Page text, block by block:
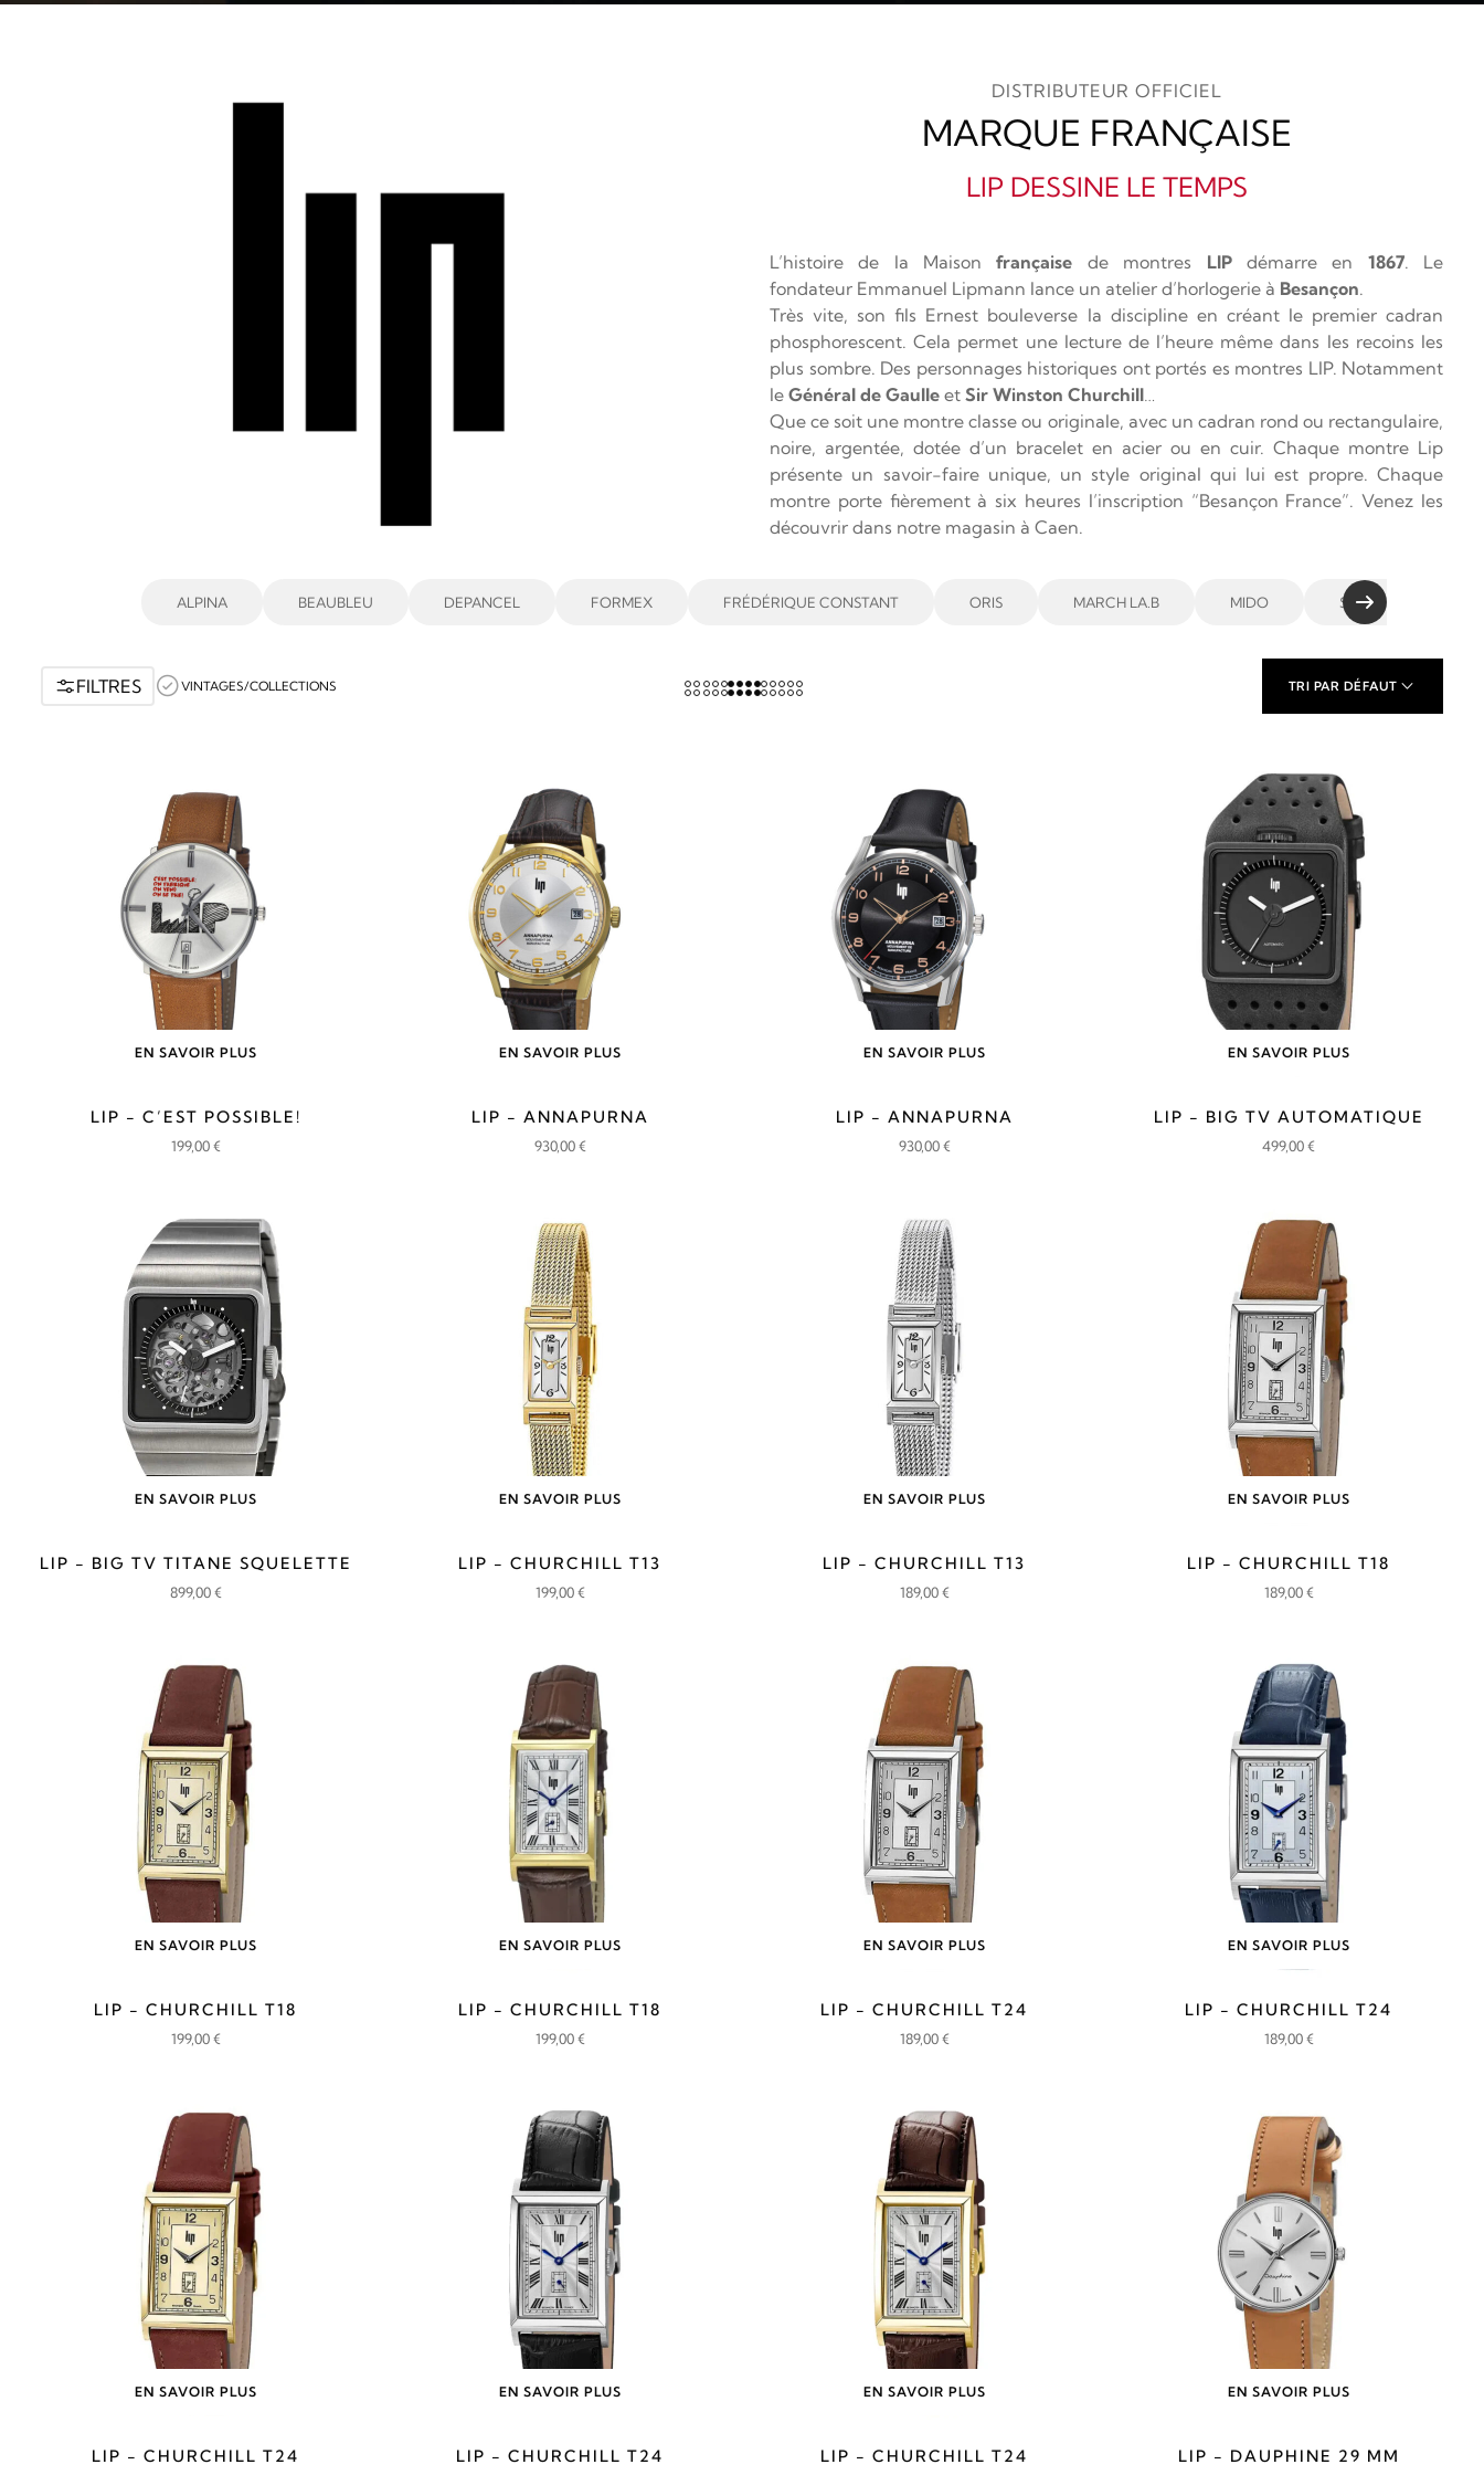
DISTRIBUTEUR OFFICIEL
MARQUE FRANÇAISE
LIP DESSINE LE TEMPS
L’histoire de la Maisonfrançaise de montres LIP démarre en 1867. Le
fondateur Emmanuel Lipmann lance un atelier d’horlogerie à Besançon.
Très vite, son fils Ernest bouleverse la discipline en créant le premier cadran
phosphorescent. Cela permet une lecture de l’heure même dans les recoins les
plus sombre. Des personnages historiques ont portés es montres LIP. Notamment
le Général de Gaulle et Sir Winston Churchill
Que ce soit une montre classe ou originale, avec un cadran rond ou rectangulaire,
noire, argentée, dotée d’un bracelet en acier ou en cuir. Chaque montre Lip
présente un savoir-faire unique, un style original qui lui est propre. Chaque
montre porte fièrement à six heures l’inscription “Besançon France”. Venez les
découvrir dans notre magasin à Caen.
ALPINA BEAUBLEU DEPANCEL FORMEX FRÉDÉRIQUE CONSTANT ORIS MARCH LA.B MIDO SEIKO
FILTRES VINTAGES/COLLECTIONS TRI PAR DÉFAUT
EN SAVOIR PLUS
LIP - C’EST POSSIBLE!
199,00€
EN SAVOIR PLUS
LIP - ANNAPURNA
930,00€
EN SAVOIR PLUS
LIP - ANNAPURNA
930,00€
EN SAVOIR PLUS
LIP - BIG TV AUTOMATIQUE
499,00€
EN SAVOIR PLUS
LIP - BIG TV TITANE SQUELETTE
899,00€
EN SAVOIR PLUS
LIP - CHURCHILL T13
199,00€
EN SAVOIR PLUS
LIP - CHURCHILL T13
189,00€
EN SAVOIR PLUS
LIP - CHURCHILL T18
189,00€
EN SAVOIR PLUS
LIP - CHURCHILL T18
199,00€
EN SAVOIR PLUS
LIP - CHURCHILL T18
199,00€
EN SAVOIR PLUS
LIP - CHURCHILL T24
189,00€
EN SAVOIR PLUS
LIP - CHURCHILL T24
189,00€
EN SAVOIR PLUS
LIP - CHURCHILL T24
EN SAVOIR PLUS
LIP - CHURCHILL T24
EN SAVOIR PLUS
LIP - CHURCHILL T24
EN SAVOIR PLUS
LIP - DAUPHINE 29 MM